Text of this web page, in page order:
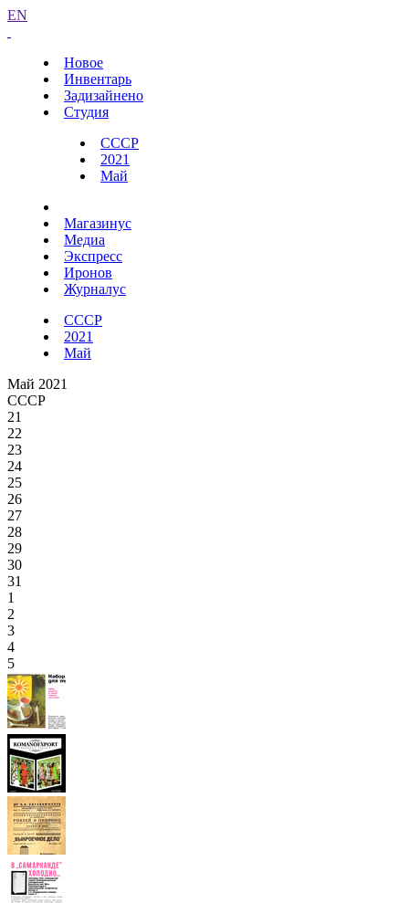
EN
Новое
Инвентарь
Задизайнено
Студия
СССР
2021
Май
Магазинус
Медиа
Экспресс
Иронов
Журналус
СССР
2021
Май
Май 2021
СССР
21
22
23
24
25
26
27
28
29
30
31
1
2
3
4
5